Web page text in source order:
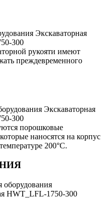
рукояти имеют
преждевременного
порошковые
наносятся на корпус
200°C.